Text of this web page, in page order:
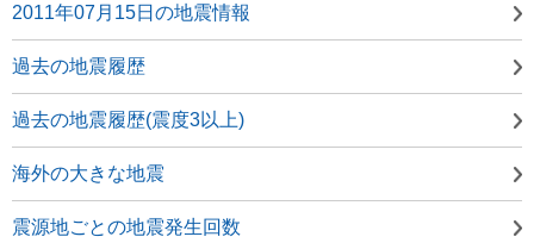
2011年07月15日の地震情報
過去の地震履歴
過去の地震履歴(震度3以上)
海外の大きな地震
震源地ごとの地震発生回数